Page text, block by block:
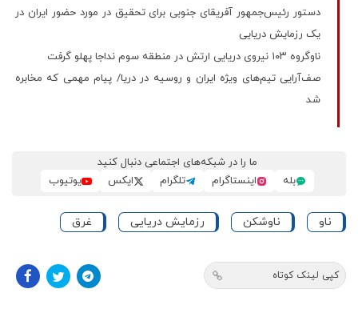
دستور رئیس‌جمهور آفریقای جنوبی برای تحقیق در مورد حضور ایران در
یک رزمایش دریایی
ناوگروه ۱۰۳ نیروی دریایی ارتش در منطقه سوم نداجا پهلو گرفت
صف‌آرایی تیم‌های ویژه ایران و روسیه در دریا/ پیام مهمی که مخابره
شد
ما را در شبکه‌های اجتماعی دنبال کنید
بله
اینستاگرام تلگرام ایکس یوتیوب
ناو ناوشکن رزمایش دریایی غرق
کپی لینک کوتاه